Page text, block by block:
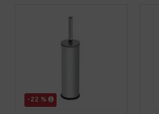
-22 %